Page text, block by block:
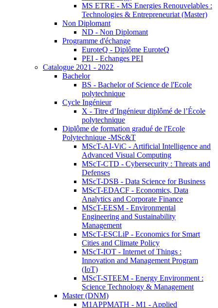
MS ETRE - MS Energies Renouvelables :
Technologies & Entrepreneuriat (Master)
Non Diplomant
ND - Non Diplomant
Programme d'échange
EuroteQ - Diplôme EuroteQ
PEI - Echanges PEI
Catalogue 2021 - 2022
Bachelor
BS - Bachelor of Science de l'Ecole
polytechnique
Cycle Ingénieur
X - Titre d’Ingénieur diplômé de l’École
polytechnique
Diplôme de formation gradué de l'Ecole
Polytechnique -MSc&T
MScT-AI-ViC - Artificial Intelligence and
Advanced Visual Computing
MScT-CTD - Cybersecurity : Threats and
Defenses
MScT-DSB - Data Science for Business
MScT-EDACF - Economics, Data
Analytics and Corporate Finance
MScT-EESM - Environmental
Engineering and Sustainability
Management
MScT-ESCLiP - Economics for Smart
Cities and Climate Policy
MScT-IOT - Internet of Things :
Innovation and Management Program
(IoT)
MScT-STEEM - Energy Environment :
Science Technology & Management
Master (DNM)
M1APPMATH - M1 - Applied